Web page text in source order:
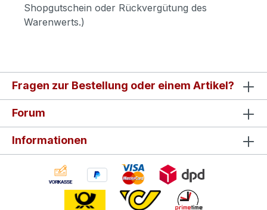
Shopgutschein oder Rückvergütung des
Warenwerts.)
Fragen zur Bestellung oder einem Artikel?
Forum
Informationen